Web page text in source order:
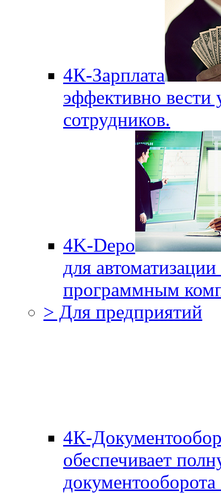
4К-Зарплата
эффективно вести
сотрудников.
4K-Depo
для
программным
> Для предприятий
4К-
обеспечивает